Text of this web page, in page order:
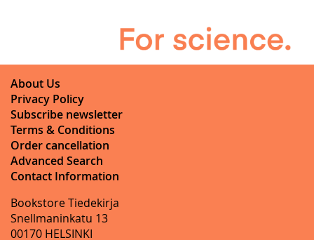
About Us
Privacy Policy
Subscribe newsletter
Terms & Conditions
Order cancellation
Advanced Search
Contact Information
Bookstore Tiedekirja
Snellmaninkatu 13
00170 HELSINKI